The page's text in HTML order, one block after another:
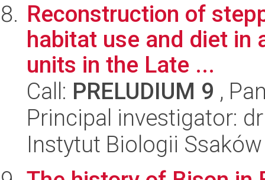
Reconstruction of
habitat use and diet in
units in the Late ...
Call: PRELUDIUM 9 ,
Principal investigator:
Instytut Biologii Ssaków